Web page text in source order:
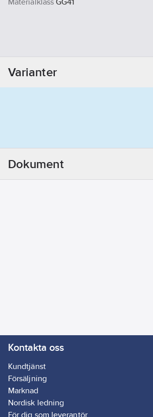
Varianter
Dokument
Kontakta oss
Kundtjänst
Försäljning
Marknad
Nordisk ledning
För dig som leverantör